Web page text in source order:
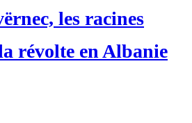
les racines
révolte en Albanie